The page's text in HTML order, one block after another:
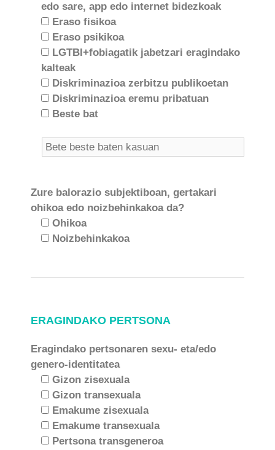
edo sare, app edo internet bidezkoak
Eraso fisikoa
Eraso psikikoa
LGTBI+fobiagatik jabetzari eragindako
kalteak
Diskriminazioa zerbitzu publikoetan
Diskriminazioa eremu pribatuan
Beste bat
Zure balorazio subjektiboan, gertakari
ohikoa edo noizbehinkakoa da?
Ohikoa
Noizbehinkakoa
ERAGINDAKO PERTSONA
Eragindako pertsonaren sexu- eta/edo
genero-identitatea
Gizon zisexuala
Gizon transexuala
Emakume zisexuala
Emakume transexuala
Pertsona transgeneroa